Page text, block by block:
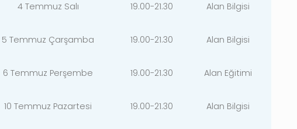
4 Temmuz Salı 19.00-21.30 Alan Bilgisi
5 Temmuz Çarşamba 19.00-21.30 Alan Bilgisi
6 Temmuz Perşembe 19.00-21.30 Alan Eğitimi
10 Temmuz Pazartesi 19.00-21.30 Alan Bilgisi